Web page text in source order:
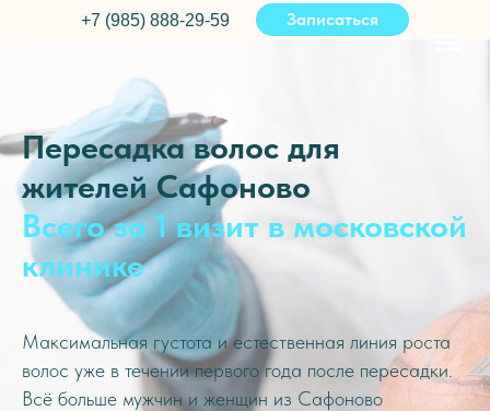
+7 (985) 888-29-59 Записаться
Пересадка волос для
жителей Сафоново
Всего за 1 визит в московской
клинике
Максимальная густота и естественная линия роста
волос уже в течении первого года после пересадки.
Всё больше мужчин и женщин из Сафоново